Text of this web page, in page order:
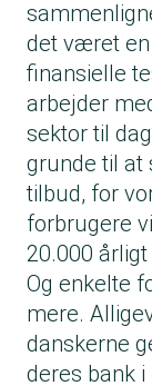
det været
finansielle
arbejder
sektor til
grunde til at
tilbud, for
forbrugere
20.000 årligt
Og enkelte
mere.
danskerne
deres bank